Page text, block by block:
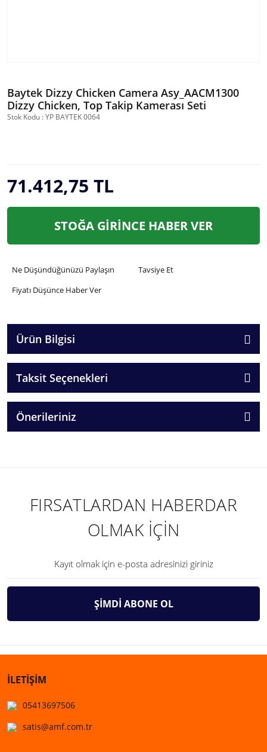
Baytek Dizzy Chicken Camera Asy_AACM1300
Dizzy Chicken, Top Takip Kamerası Seti
Stok Kodu : YP BAYTEK 0064
71.412,75 TL
STOĞA GİRİNCE HABER VER
Ne Düşündüğünüzü Paylaşın
Tavsiye Et
Fiyatı Düşünce Haber Ver
Ürün Bilgisi
Taksit Seçenekleri
Önerileriniz
FIRSATLARDAN HABERDAR
OLMAK İÇİN
ŞİMDİ ABONE OL
İLETİŞİM
05413697506
satis@amf.com.tr